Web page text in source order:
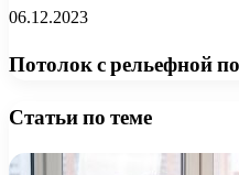
06.12.2023
Потолок с рельефной
Статьи по теме